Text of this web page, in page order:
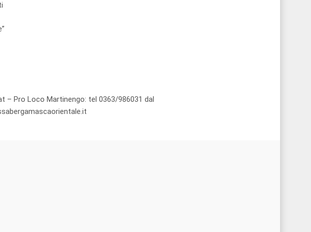
Pro Loco Martinengo: tel 0363/986031 dal